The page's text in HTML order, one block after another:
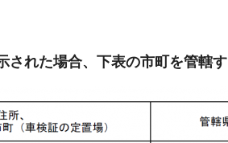
された場合、下表の市町を管轄